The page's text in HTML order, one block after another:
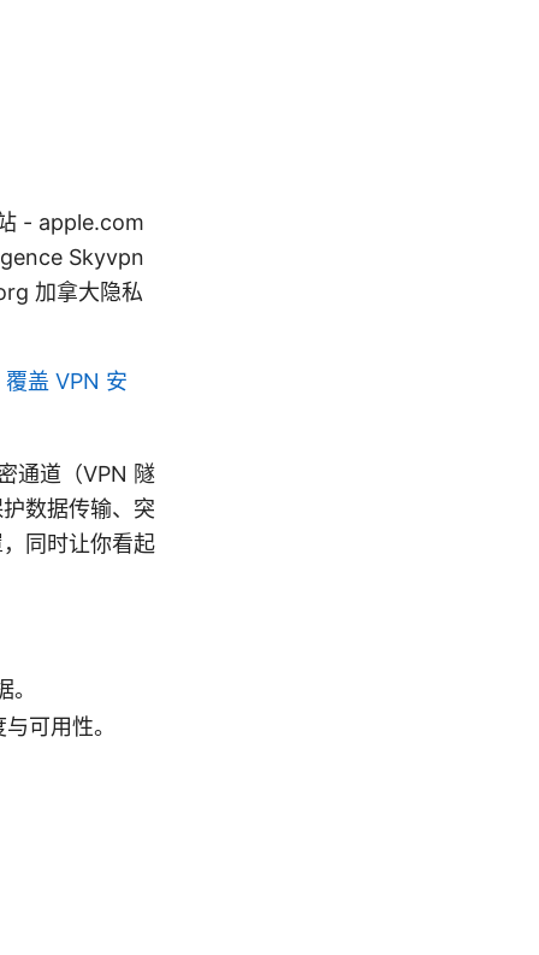
- apple.com
Skyvpn
加拿大隐私
盖 VPN 安
通道（VPN 隧
数据传输、突
同时让你看起
可用性。